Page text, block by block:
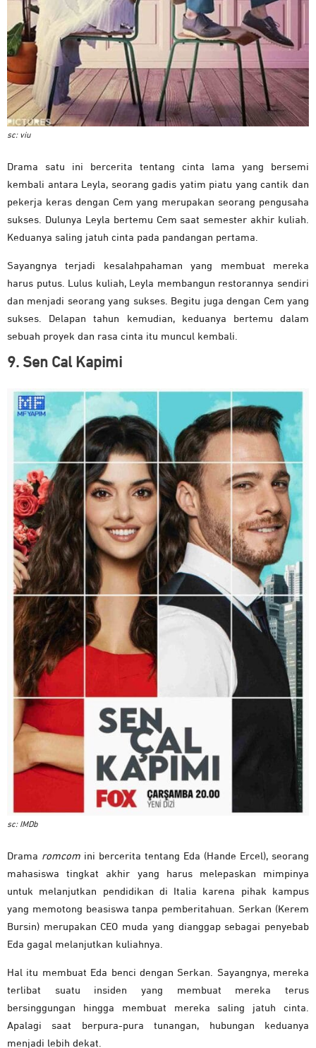
sc: viu
Drama satu ini bercerita tentang cinta lama yang bersemi
kembali antara Leyla, seorang gadis yatim piatu yang cantik dan
pekerja keras dengan Cem yang merupakan seorang pengusaha
sukses. Dulunya Leyla bertemu Cem saat semester akhir kuliah.
Keduanya saling jatuh cinta pada pandangan pertama.
Sayangnya terjadi kesalahpahaman yang membuat mereka
harus putus. Lulus kuliah, Leyla membangun restorannya sendiri
dan menjadi seorang yang sukses. Begitu juga dengan Cem yang
sukses. Delapan tahun kemudian, keduanya bertemu dalam
sebuah proyek dan rasa cinta itu muncul kembali.
9. Sen Cal Kapimi
sc: IMDb
Drama romcom ini bercerita tentang Eda (Hande Ercel), seorang
mahasiswa tingkat akhir yang harus melepaskan mimpinya
untuk melanjutkan pendidikan di Italia karena pihak kampus
yang memotong beasiswa tanpa pemberitahuan. Serkan (Kerem
Bursin) merupakan CEO muda yang dianggap sebagai penyebab
Eda gagal melanjutkan kuliahnya.
Hal itu membuat Eda benci dengan Serkan. Sayangnya, mereka
terlibat suatu insiden yang membuat mereka terus
bersinggungan hingga membuat mereka saling jatuh cinta.
Apalagi saat berpura-pura tunangan, hubungan keduanya
menjadi lebih dekat.